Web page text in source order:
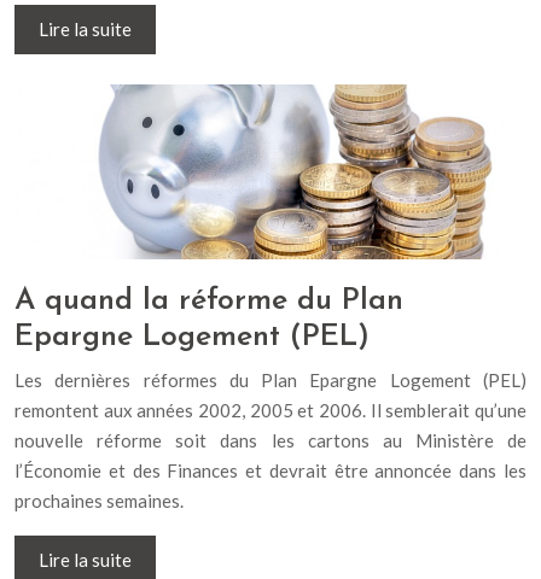
Lire la suite
A quand la réforme du Plan
Epargne Logement (PEL)
Les dernières réformes du Plan Epargne Logement (PEL)
remontent aux années 2002, 2005 et 2006. Il semblerait qu’une
nouvelle réforme soit dans les cartons au Ministère de
l’Économie et des Finances et devrait être annoncée dans les
prochaines semaines.
Lire la suite